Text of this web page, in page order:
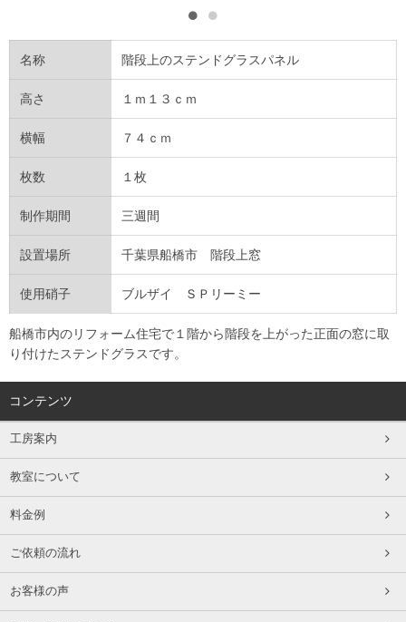
名称 階段上のステンドグラスパネル
高さ １ｍ１３ｃｍ
横幅 ７４ｃｍ
枚数 １枚
制作期間 三週間
設置場所 千葉県船橋市 階段上窓
使用硝子 ブルザイ ＳＰリーミー
船橋市内のリフォーム住宅で１階から階段を上がった正面の窓に取
り付けたステンドグラスです。
コンテンツ
工房案内
教室について
料金例
ご依頼の流れ
お客様の声